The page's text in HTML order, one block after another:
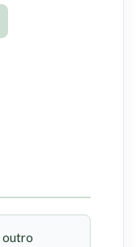
outro